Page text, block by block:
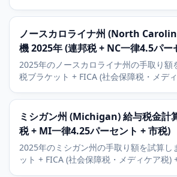
す。401(k) (確定拠出年金) とHSA (医療
2029年までの予定税率引き下げにも対応
ノースカロライナ州 (North
機 2025年 (連邦税 + NC一律4.5パー
2025年のノースカロライナ州の手取り額
税ブラケット + FICA (社会保障税・メデ
療貯蓄口座) の控除、2027年までに3.99
予定の税率を含みます。
ミシガン州 (Michigan) 給与税金計
税 + MI一律4.25パーセント + 市税)
2025年のミシガン州の手取り額を試算し
ット + FICA (社会保障税・メディケア税)